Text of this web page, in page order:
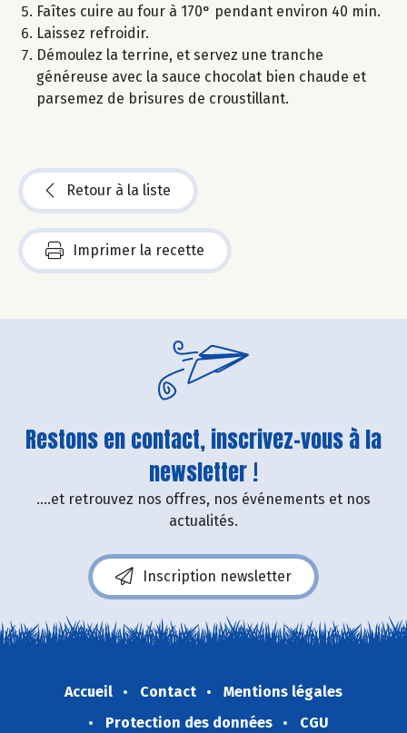
Faîtes cuire au four à 170° pendant environ 40 min.
Laissez refroidir.
Démoulez la terrine, et servez une tranche
généreuse avec la sauce chocolat bien chaude et
parsemez de brisures de croustillant.
Retour à la liste
Imprimer la recette
Restons en contact, inscrivez-vous à la
newsletter !
....et retrouvez nos offres, nos événements et nos
actualités.
Inscription newsletter
Accueil Contact
Mentions légales
Protection des données
CGU